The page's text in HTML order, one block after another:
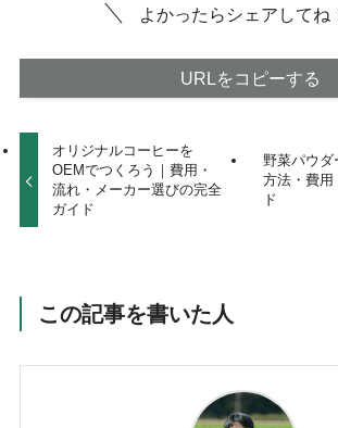
よかったらシェアしてね
URLをコピーする
オリジナルコーヒーを
OEMでつくろう｜費用・
流れ・メーカー選びの完全
ガイド
野菜パウダ
方法・費用
ド
この記事を書いた人